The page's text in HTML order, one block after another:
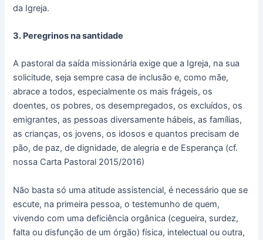
da Igreja.
3. Peregrinos na santidade
A pastoral da saída missionária exige que a Igreja, na sua
solicitude, seja sempre casa de inclusão e, como mãe,
abrace a todos, especialmente os mais frágeis, os
doentes, os pobres, os desempregados, os excluídos, os
emigrantes, as pessoas diversamente hábeis, as famílias,
as crianças, os jovens, os idosos e quantos precisam de
pão, de paz, de dignidade, de alegria e de Esperança (cf.
nossa Carta Pastoral 2015/2016)
Não basta só uma atitude assistencial, é necessário que se
escute, na primeira pessoa, o testemunho de quem,
vivendo com uma deficiência orgânica (cegueira, surdez,
falta ou disfunção de um órgão) física, intelectual ou outra,